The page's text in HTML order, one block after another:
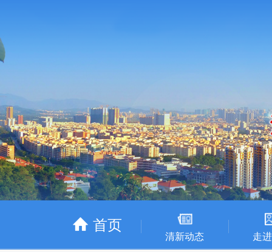
首页
清新动态 走